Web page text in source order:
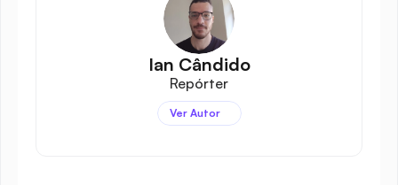
Ian Cândido
Repórter
Ver Autor